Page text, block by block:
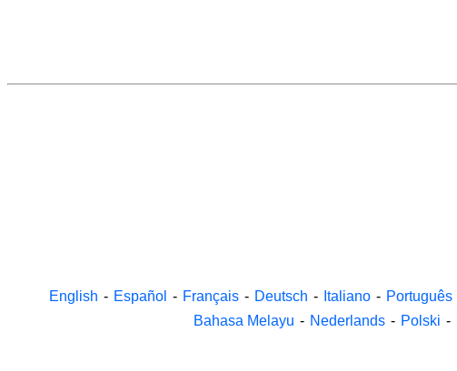
English - Español - Français - Deutsch - Italiano - Português
Bahasa Melayu - Nederlands - Polski -